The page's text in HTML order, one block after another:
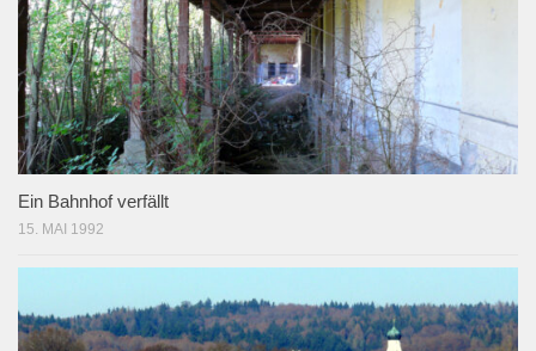
Ein Bahnhof verfällt
15. MAI 1992